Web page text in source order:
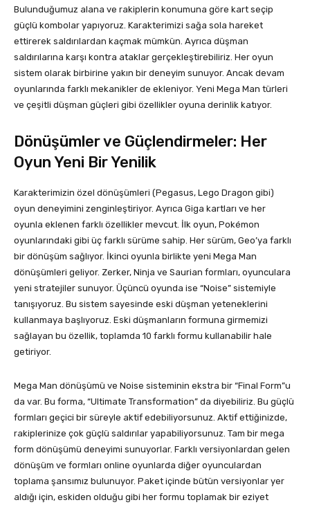
Bulunduğumuz alana ve rakiplerin konumuna göre kart seçip
güçlü kombolar yapıyoruz. Karakterimizi sağa sola hareket
ettirerek saldırılardan kaçmak mümkün. Ayrıca düşman
saldırılarına karşı kontra ataklar gerçekleştirebiliriz. Her oyun
sistem olarak birbirine yakın bir deneyim sunuyor. Ancak devam
oyunlarında farklı mekanikler de ekleniyor. Yeni Mega Man türleri
ve çeşitli düşman güçleri gibi özellikler oyuna derinlik katıyor.
Dönüşümler ve Güçlendirmeler: Her
Oyun Yeni Bir Yenilik
Karakterimizin özel dönüşümleri (Pegasus, Lego Dragon gibi)
oyun deneyimini zenginleştiriyor. Ayrıca Giga kartları ve her
oyunla eklenen farklı özellikler mevcut. İlk oyun, Pokémon
oyunlarındaki gibi üç farklı sürüme sahip. Her sürüm, Geo’ya farklı
bir dönüşüm sağlıyor. İkinci oyunla birlikte yeni Mega Man
dönüşümleri geliyor. Zerker, Ninja ve Saurian formları, oyunculara
yeni stratejiler sunuyor. Üçüncü oyunda ise “Noise” sistemiyle
tanışıyoruz. Bu sistem sayesinde eski düşman yeteneklerini
kullanmaya başlıyoruz. Eski düşmanların formuna girmemizi
sağlayan bu özellik, toplamda 10 farklı formu kullanabilir hale
getiriyor.
Mega Man dönüşümü ve Noise sisteminin ekstra bir “Final Form”u
da var. Bu forma, “Ultimate Transformation” da diyebiliriz. Bu güçlü
formları geçici bir süreyle aktif edebiliyorsunuz. Aktif ettiğinizde,
rakiplerinize çok güçlü saldırılar yapabiliyorsunuz. Tam bir mega
form dönüşümü deneyimi sunuyorlar. Farklı versiyonlardan gelen
dönüşüm ve formları online oyunlarda diğer oyunculardan
toplama şansımız bulunuyor. Paket içinde bütün versiyonlar yer
aldığı için, eskiden olduğu gibi her formu toplamak bir eziyet